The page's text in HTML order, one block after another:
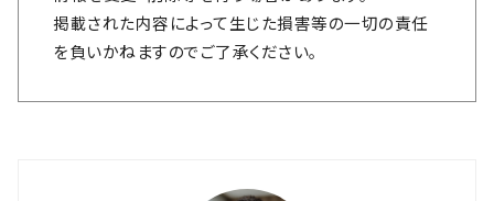
掲載された内容によって生じた損害等の一切の責任
を負いかねますのでご了承ください。